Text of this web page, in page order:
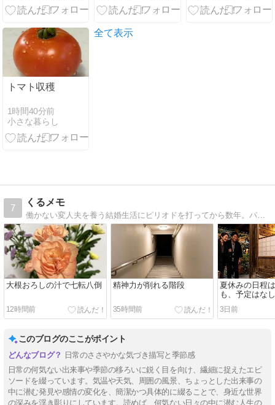
トマト収穫
1時間40分前
小さな暮らし
全て表示
7
くるメモ
働かない変人夫を養う結婚生活にピリオドを打ってから数年。パートと在宅の仕事でなんとか生計を立てています。旧『離活のためのアラフィフ貯金日記』→『ぼっちシニアの幸せ探し貯金日記』→当ブログへと変遷しています。
大根おろしの汁で七転八倒
12時間前
精神力が削れる階段
35時間前
夏休みの日程
も、予定はなし
3日前
このブログのここがポイント
日常のささやかな気づき描写と季節感
日常の何気ない出来事や季節の移ろいに鋭く目を向け、繊細に捉えたエピ
ソードを綴っています。気温や天気、周囲の風景、ちょっとした出来事の
中に潜む発見や感情の変化を、簡潔かつ具体的に綴ることで、身近な世界
の深みを浮き彫りにしています。読めば、何気ない日々の中に潜む人生の